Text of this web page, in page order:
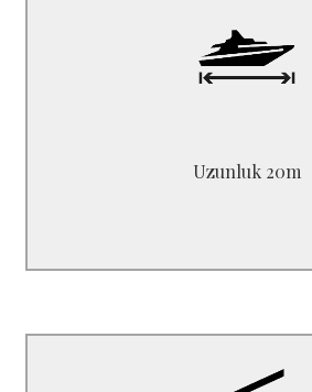
Uzunluk 20m
B5320FA
Uzunluk 20.00 m
B5320FA